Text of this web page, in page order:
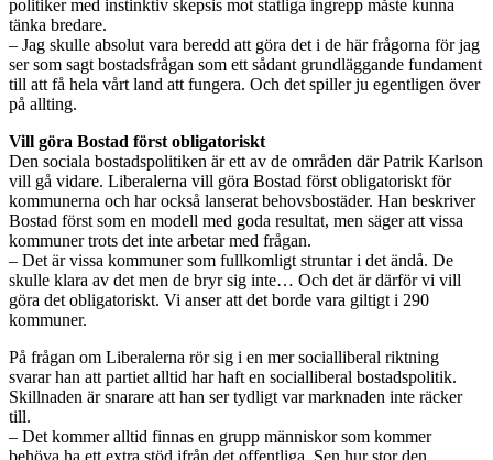
politiker med instinktiv skepsis mot statliga ingrepp måste kunna
tänka bredare.
– Jag skulle absolut vara beredd att göra det i de här frågorna för jag
ser som sagt bostadsfrågan som ett sådant grundläggande fundament
till att få hela vårt land att fungera. Och det spiller ju egentligen över
på allting.
Vill göra Bostad först obligatoriskt
Den sociala bostadspolitiken är ett av de områden där Patrik Karlson
vill gå vidare. Liberalerna vill göra Bostad först obligatoriskt för
kommunerna och har också lanserat behovsbostäder. Han beskriver
Bostad först som en modell med goda resultat, men säger att vissa
kommuner trots det inte arbetar med frågan.
– Det är vissa kommuner som fullkomligt struntar i det ändå. De
skulle klara av det men de bryr sig inte… Och det är därför vi vill
göra det obligatoriskt. Vi anser att det borde vara giltigt i 290
kommuner.
På frågan om Liberalerna rör sig i en mer socialliberal riktning
svarar han att partiet alltid har haft en socialliberal bostadspolitik.
Skillnaden är snarare att han ser tydligt var marknaden inte räcker
till.
– Det kommer alltid finnas en grupp människor som kommer